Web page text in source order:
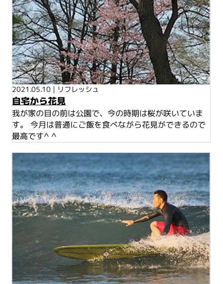
2021.05.10 | リフレッシュ
自宅から花見
我が家の目の前は公園で、今の時期は桜が咲いていま
す。 今月は普通にご飯を食べながら花見ができるので
最高です^ ^